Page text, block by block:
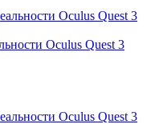
Oculus Quest 3